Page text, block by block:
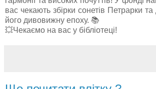
вас чекають збірки сонетів Петрарки
його дивовижну епоху. 📚
💥Чекаємо на вас у бібліотеці!